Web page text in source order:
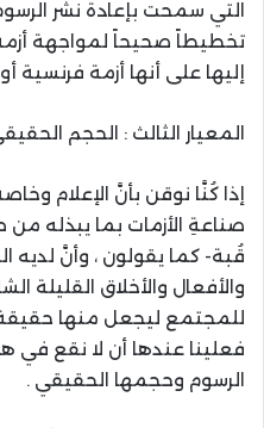
التي سمحت بإعادة نشر
تخطيطاً صحيحاً لمواجهة
إليها على أنها أزمة فرنسية أو
المعيار الثالث : الحجم
إذا كُنَّا نوقن بأنَّ الإعلام
صناعةِ الأزمات بما يبذله
قُبة- كما يقولون ، وأنَّ لديه
والأفعال والأخلاق القليلة
للمجتمع ليجعل منها حقيقة
فعلينا عندها أن لا نقع في
الرسوم وحجمها الحقيقي .